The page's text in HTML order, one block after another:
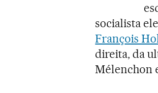
socialista
François
direita, da
Mélenchon